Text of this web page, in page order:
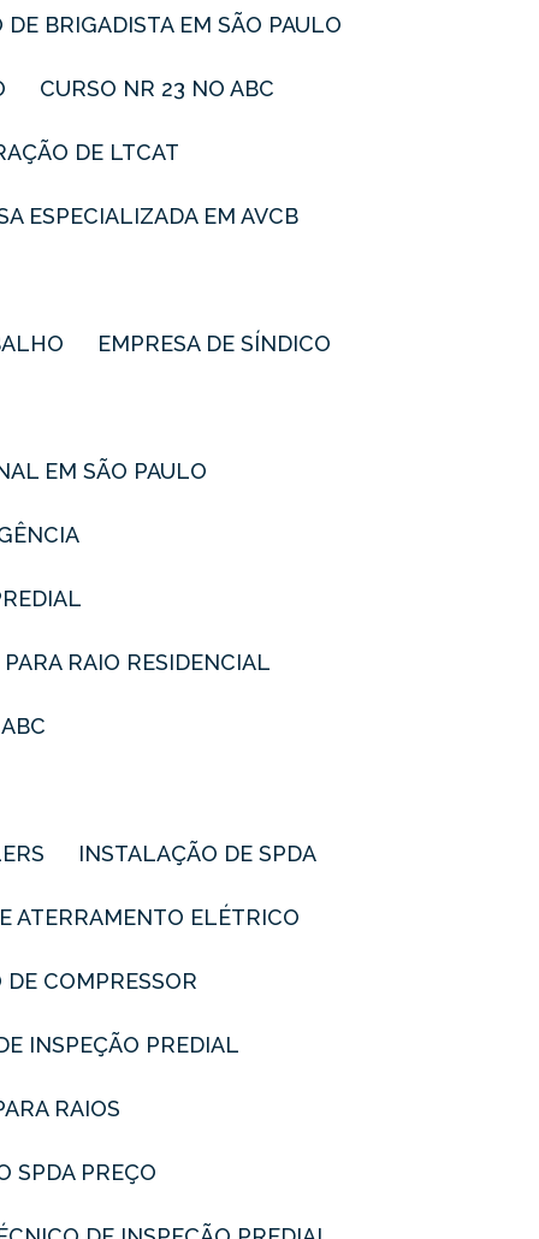
DE BRIGADISTA EM SÃO PAULO
CURSO NR 23 NO ABC
DE LTCAT
ESPECIALIZADA EM AVCB
EMPRESA DE SÍNDICO
EM SÃO PAULO
RAIO RESIDENCIAL
INSTALAÇÃO DE SPDA
ATERRAMENTO ELÉTRICO
DE COMPRESSOR
INSPEÇÃO PREDIAL
RAIOS
SPDA PREÇO